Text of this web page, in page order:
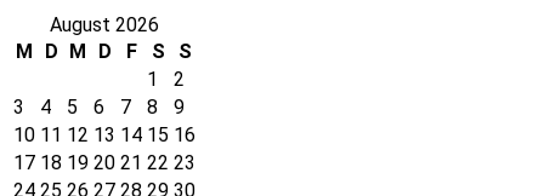
August 2026
M
D M D F S
S
1
2
3
4 5 6 7 8
9
10 11 12 13 14 15 16
17 18 19 20 21 22 23
24 25 26 27 28 29 30